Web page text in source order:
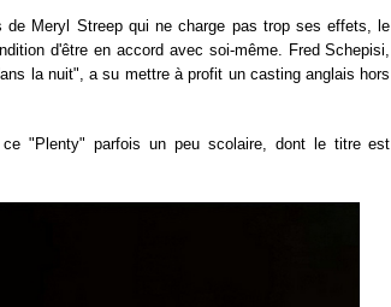
Meryl Streep qui ne charge pas trop ses effets, le
d'être en accord avec soi-même. Fred Schepisi,
la nuit", a su mettre à profit un casting anglais hors
ce "Plenty" parfois un peu scolaire, dont le titre est